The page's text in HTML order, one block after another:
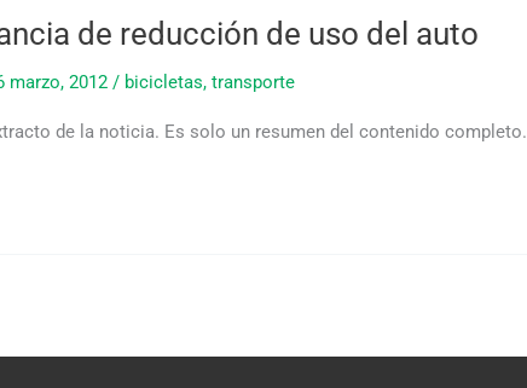
de reducción de uso del auto
marzo, 2012 / bicicletas, transporte
de la noticia. Es solo un resumen del contenido completo.